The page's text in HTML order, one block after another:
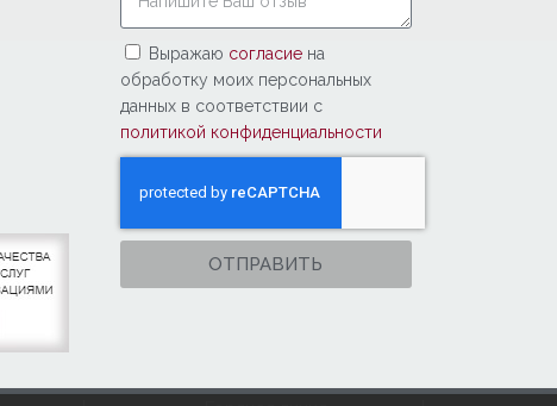
Выражаю согласие на
обработку моих персональных
данных в соответствии с
политикой конфиденциальности
ОТПРАВИТЬ